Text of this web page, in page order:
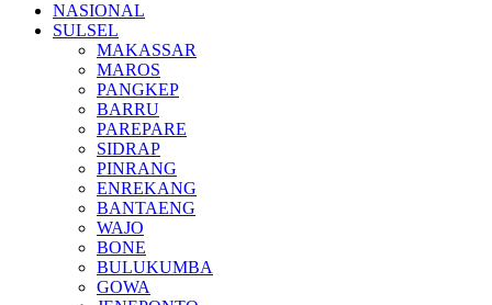
NASIONAL
SULSEL
MAKASSAR
MAROS
PANGKEP
BARRU
PAREPARE
SIDRAP
PINRANG
ENREKANG
BANTAENG
WAJO
BONE
BULUKUMBA
GOWA